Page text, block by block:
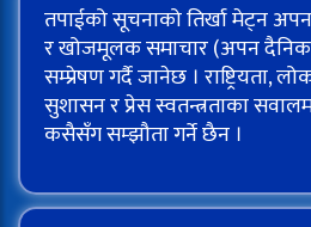
तपाईको सूचनाको तिर्खा मेट्न
र खोजमूलक समाचार (अपन दैनिक
सम्प्रेषण गर्दै जानेछ । राष्ट्रियता,
सुशासन र प्रेस स्वतन्त्रताका
कसैसँग सम्झौता गर्ने छैन ।